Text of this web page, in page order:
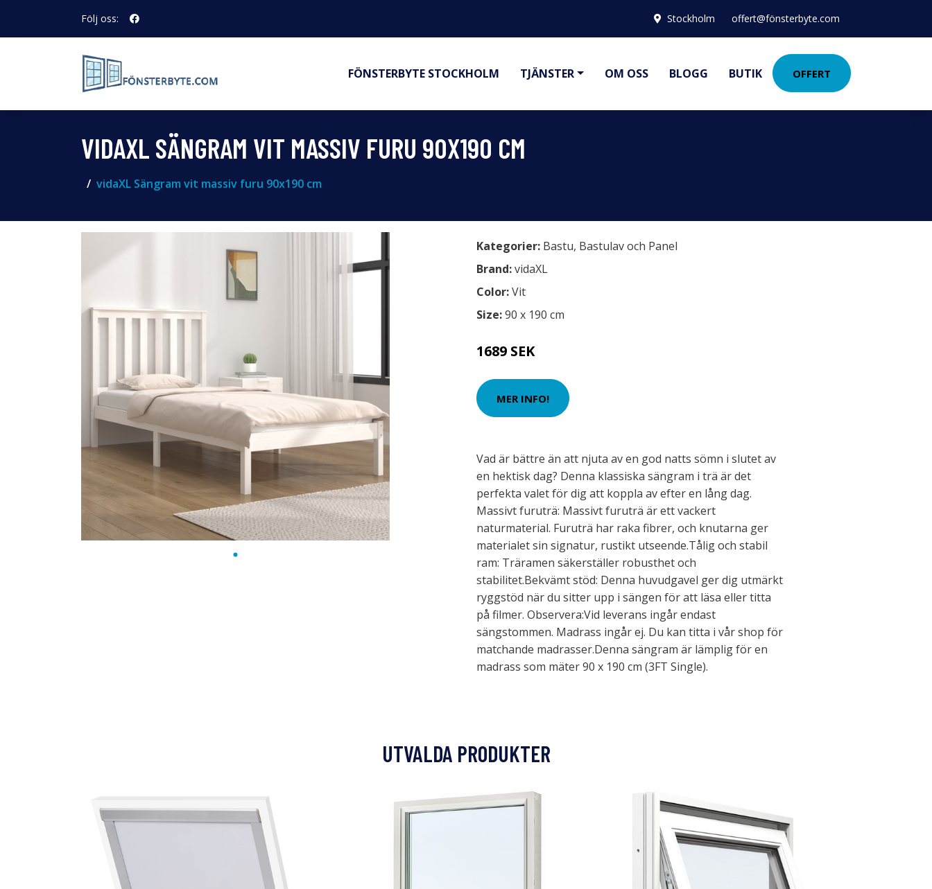
Följ oss: Stockholm offert@fönsterbyte.com
FÖNSTERBYTE STOCKHOLM TJÄNSTER OM OSS BLOGG BUTIK OFFERT
VIDAXL SÄNGRAM VIT MASSIV FURU 90X190 CM
vidaXL Sängram vit massiv furu 90x190 cm
Kategorier: Bastu, Bastulav och Panel
Brand:vidaXL
Color:Vit
Size:90 x 190 cm
1689 SEK
MER INFO!
Vad är bättre än att njuta av en god natts sömn i slutet av
en hektisk dag? Denna klassiska sängram i trä är det
perfekta valet för dig att koppla av efter en lång dag.
Massivt furuträ: Massivt furuträ är ett vackert
naturmaterial. Furuträ har raka fibrer, och knutarna ger
materialet sin signatur, rustikt utseende.Tålig och stabil
ram: Träramen säkerställer robusthet och
stabilitet.Bekvämt stöd: Denna huvudgavel ger dig utmärkt
ryggstöd när du sitter upp i sängen för att läsa eller titta
på filmer. Observera:Vid leverans ingår endast
sängstommen. Madrass ingår ej. Du kan titta i vår shop för
matchande madrasser.Denna sängram är lämplig för en
madrass som mäter 90 x 190 cm (3FT Single).
UTVALDA PRODUKTER